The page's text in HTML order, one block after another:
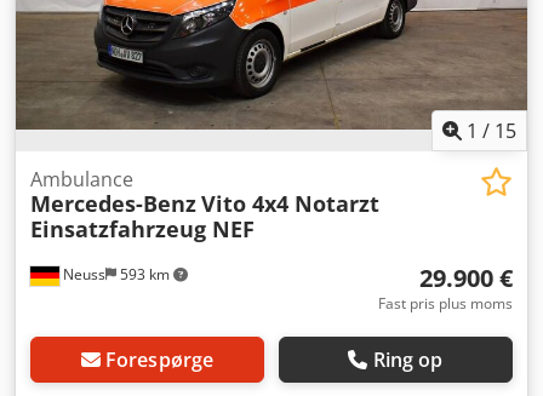
Elektriske vinduer og sidespejle, Centrallås, ABS, ESP,
Radio, Servostyring Bemærk: I henhold til DIN 75059:
Trykkammerhøjttaler, Martin-anlæg, LED-signaludstyr,
Ulykkesdatamodul, Termorum, Kølerum, Bluetooth håndfri
til mobil, Skab i bagområdet, Lægesæde, Arbejdsbord
Placering: 41468 Neuss Leveringsklar med det samme
1 / 15
Neuss 593 km
Ambulance
Mercedes-BenzVito 4x4 Notarzt
Einsatzfahrzeug NEF
29.900 €
Fast pris plus moms
Forespørge Ring op